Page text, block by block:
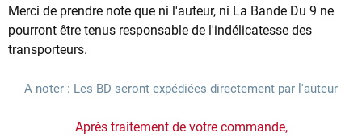
Merci de prendre note que ni l'auteur, ni La Bande Du 9 ne
pourront être tenus responsable de l'indélicatesse des
transporteurs.
A noter : Les BD seront expédiées directement par l'auteur
Après traitement de votre commande,